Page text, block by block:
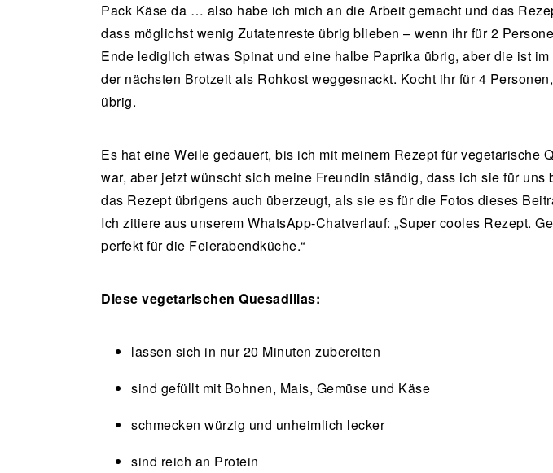
Pack Käse da … also habe ich mich an die Arbeit gemacht und das
dass möglichst wenig Zutatenreste übrig blieben – wenn ihr für 2
Ende lediglich etwas Spinat und eine halbe Paprika übrig, aber die ist
der nächsten Brotzeit als Rohkost weggesnackt. Kocht ihr für 4
übrig.
Es hat eine Weile gedauert, bis ich mit meinem Rezept für vegetarische
war, aber jetzt wünscht sich meine Freundin ständig, dass ich sie für uns
das Rezept übrigens auch überzeugt, als sie es für die Fotos dieses
Ich zitiere aus unserem WhatsApp-Chatverlauf: „Super cooles Rezept.
perfekt für die Feierabendküche.“
Diese vegetarischen Quesadillas:
lassen sich in nur 20 Minuten zubereiten
sind gefüllt mit Bohnen, Mais, Gemüse und Käse
schmecken würzig und unheimlich lecker
sind reich an Protein